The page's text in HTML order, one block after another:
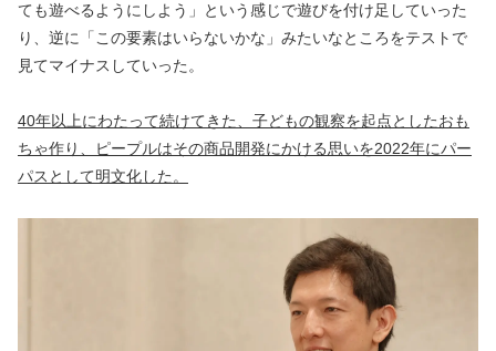
ても遊べるようにしよう」という感じで遊びを付け足していった
り、逆に「この要素はいらないかな」みたいなところをテストで
見てマイナスしていった。
40年以上にわたって続けてきた、子どもの観察を起点としたおも
ちゃ作り、ピープルはその商品開発にかける思いを2022年にパー
パスとして明文化した。